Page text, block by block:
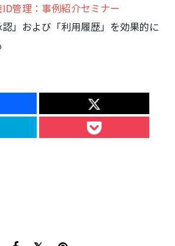
管理：事例紹介セミナー
」および「利用履歴」を効果的に